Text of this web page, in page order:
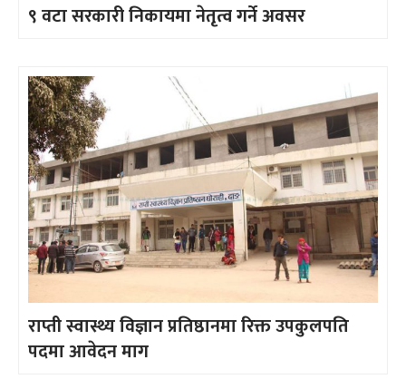
९ वटा सरकारी निकायमा नेतृत्व गर्ने अवसर
राप्ती स्वास्थ्य विज्ञान प्रतिष्ठानमा रिक्त उपकुलपति
पदमा आवेदन माग